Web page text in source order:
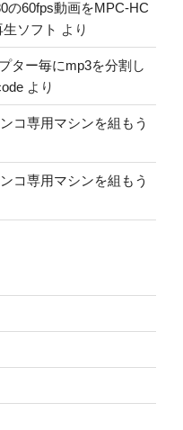
の60fps動画をMPC-HC
生ソフト より
ター毎にmp3を分割し
より
コ専用マシンを組もう
コ専用マシンを組もう